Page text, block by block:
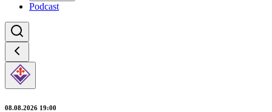
Podcast
08.08.2026 19:00